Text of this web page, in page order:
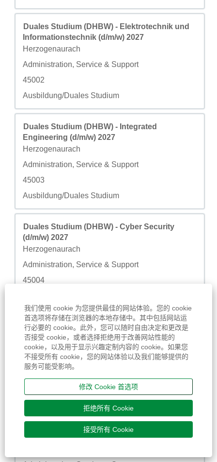
我们使用 cookie 为您提供最佳的网站体验。您的 cookie
首选项将存储在浏览器的本地存储中。其中包括网站运
行必要的 cookie。此外，您可以随时自由决定和更改是
否接受 cookie，或者选择拒绝用于改善网站性能的
cookie，以及用于显示兴趣定制内容的 cookie。如果您
不接受所有 cookie，您的网站体验以及我们能够提供的
服务可能受影响。
修改 Cookie 首选项
拒绝所有 Cookie
接受所有 Cookie
职务
Duales Studium (DHBW) - Elektrotechnik und
Informationstechnik (d/m/w) 2027
城市
Herzogenaurach
自定义字段 2
Administration, Service & Support
自定义字段 3
45002
自定义字段 4
Ausbildung/Duales Studium
使用空格键进行选择以查看职位信息的完整内容。
职务
Duales Studium (DHBW) - Integrated
Engineering (d/m/w) 2027
城市
Herzogenaurach
自定义字段 2
Administration, Service & Support
自定义字段 3
45003
自定义字段 4
Ausbildung/Duales Studium
使用空格键进行选择以查看职位信息的完整内容。
职务
Duales Studium (DHBW) - Cyber Security
(d/m/w) 2027
城市
Herzogenaurach
自定义字段 2
Administration, Service & Support
自定义字段 3
45004
使用空格键进行选择以查看职位信息的完整内容。
职务
Duales Studium (DHBW) -
Wirtschaftsingenieurwesen (d/m/w) 2027
城市
Herzogenaurach
自定义字段 2
Administration, Service & Support
自定义字段 3
45005
自定义字段 4
Ausbildung/Duales Studium
使用空格键进行选择以查看职位信息的完整内容。
Duales Studium (DHBW) -
Immobilienwirtschaft (d/m/w) 2027
使用空格键进行选择以查看职位信息的完整内容。